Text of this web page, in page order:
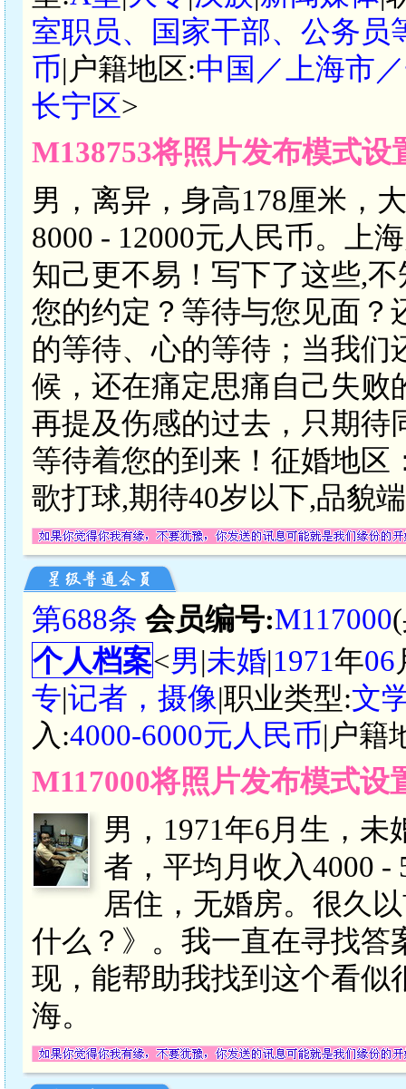
室职员、国家干部、公务员
币|户籍地区:中国／上海市
长宁区>
M138753将照片发布模式
男，离异，身高178厘米，
8000 - 12000元人民币。上
知己更不易！写下了这些,
您的约定？等待与您见面？
的等待、心的等待；当我
候，还在痛定思痛自己失败
再提及伤感的过去，只期待
等待着您的到来！征婚地区
歌打球,期待40岁以下,品貌
第688条 会员编号:M117000
个人档案<男|未婚|1971年06
专|记者，摄像|职业类型:文
入:4000-6000元人民币|户籍
M117000将照片发布模式
男，1971年6月生，
者，平均月收入4000
居住，无婚房。很久
什么？》。我一直在寻找答
现，能帮助我找到这个看似
海。